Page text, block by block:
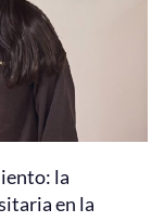
la
en la